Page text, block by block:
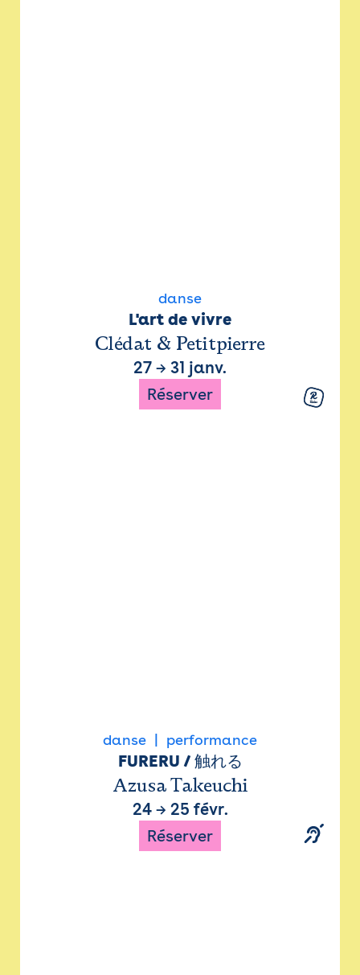
danse
L'art de vivre
Clédat & Petitpierre
27 → 31 janv.
Réserver
danse performance
FURERU / 触れる
Azusa Takeuchi
24→ 25 févr.
Réserver